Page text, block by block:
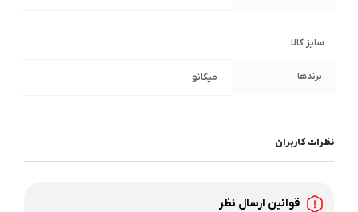
سایز کالا
برندها میکانو
نظرات کاربران
قوانین ارسال نظر